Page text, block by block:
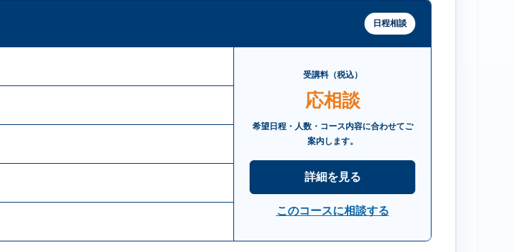
日程相談
受講料（税込）
応相談
希望日程・人数・コース内容に合わせてご
案内します。
詳細を見る
このコースに相談する